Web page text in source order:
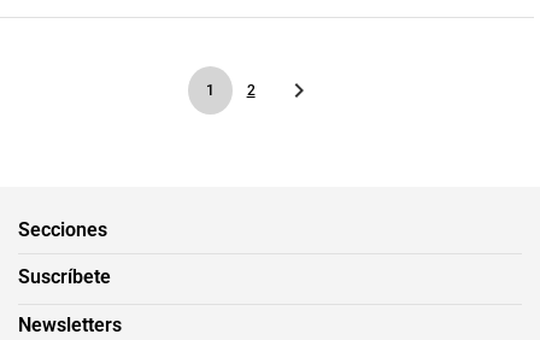
1 2
Secciones
Suscríbete
Newsletters